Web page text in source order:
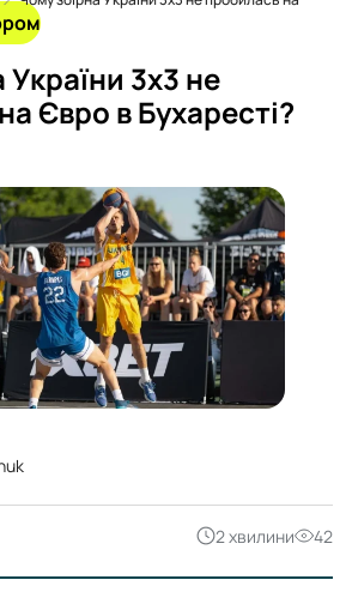
України 3х3 не
Євро в Бухаресті?
2 хвилини 42